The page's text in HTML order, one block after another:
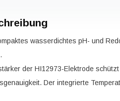
wasserdichtes pH- und
der HI12973-Elektrode
Der integrierte